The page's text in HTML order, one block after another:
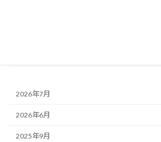
2026年7月
2026年6月
2025年9月